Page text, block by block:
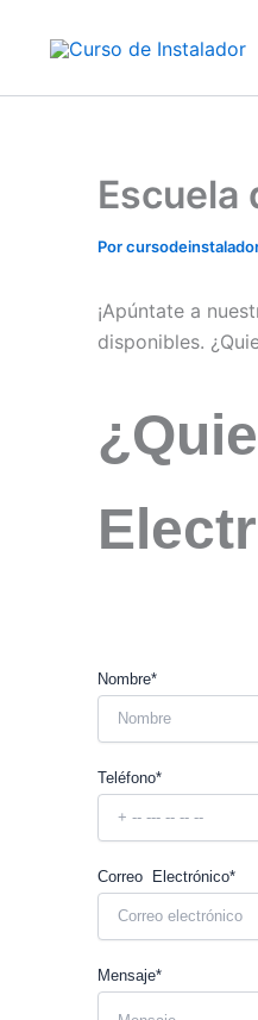
Escuela
Por
¡Apúntate a
disponibles.
Nombre*
Teléfono*
Correo Electrónico*
Mensaje*